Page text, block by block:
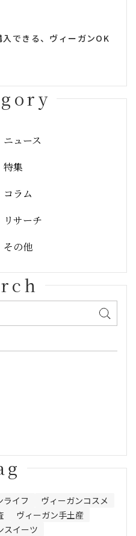
入できる、ヴィーガンOK
ニュース
特集
コラム
リサーチ
その他
ライフ
ヴィーガンコスメ
ヴィーガン手土産
スイーツ